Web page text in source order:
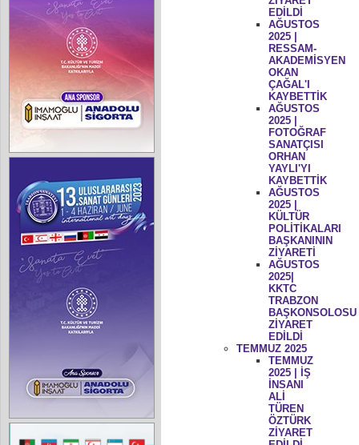
EDİLDİ
AĞUSTOS
2025 |
RESSAM-
AKADEMİSYEN
OKAN
ÇAĞAL'I
KAYBETTİK
AĞUSTOS
2025 |
FOTOĞRAF
SANATÇISI
ORHAN
YAYLI'YI
KAYBETTİK
AĞUSTOS
2025 |
KÜLTÜR
POLİTİKALARI
BAŞKANININ
ZİYARETİ
AĞUSTOS
2025|
KKTC
TRABZON
BAŞKONSOLOSU
ZİYARET
EDİLDİ
TEMMUZ 2025
TEMMUZ
2025 | İŞ
İNSANI
ALİ
TÜREN
ÖZTÜRK
ZİYARET